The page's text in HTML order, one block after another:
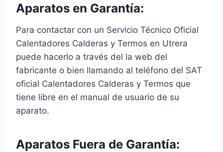
Aparatos en Garantía:
Para contactar con un Servicio Técnico Oficial
Calentadores Calderas y Termos en Utrera
puede hacerlo a través del la web del
fabricante o bien llamando al teléfono del SAT
oficial Calentadores Calderas y Termos que
tiene libre en el manual de usuario de su
aparato.
Aparatos Fuera de Garantía: